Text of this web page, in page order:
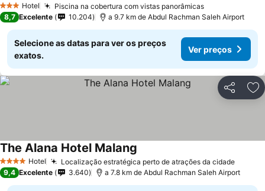
3 EstrelasHotel Piscina na cobertura com vistas panorâmicas
8,7 Excelente 10.204 a 9.7 km de Abdul Rachman Saleh Airport
Selecione as datas para ver os preços
exatos.
Ver preços
Partilhar
4 EstrelasHotel Localização estratégica perto de atrações da cidade
The Alana Hotel Malang
9,4 Excelente 3.640 a 7.8 km de Abdul Rachman Saleh Airport